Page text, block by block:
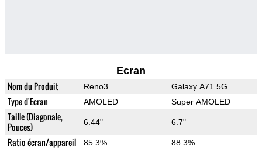
Ecran
Nom du Produit Reno3 Galaxy A71 5G
Type d'Ecran AMOLED Super AMOLED
Taille (Diagonale,
Pouces)
6.44" 6.7"
Ratio écran/appareil 85.3% 88.3%